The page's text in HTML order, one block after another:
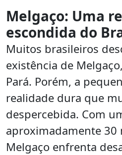
Melgaço: Uma
escondida do
Muitos brasileiros
existência de
Pará. Porém, a
realidade dura que
despercebida. Com
aproximadamente 30
Melgaço enfrenta